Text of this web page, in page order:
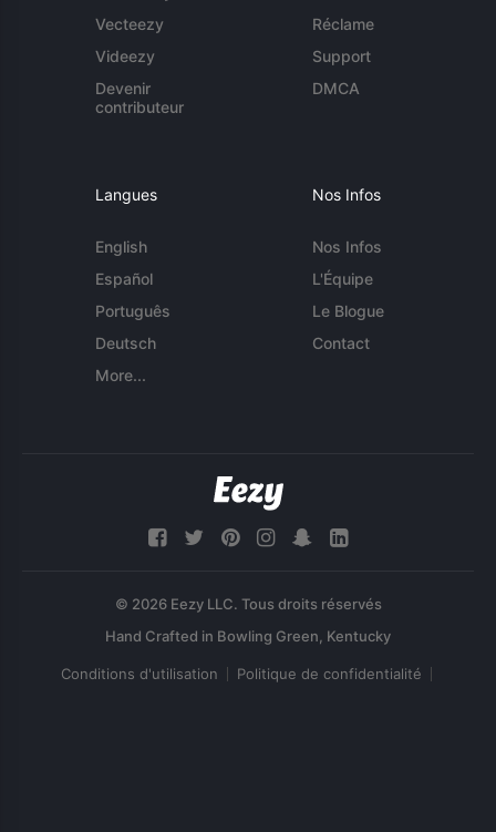
Vecteezy
Videezy
Devenir
contributeur
Réclame
Support
DMCA
Langues
English
Español
Português
Deutsch
More...
Nos Infos
Nos Infos
L'Équipe
Le Blogue
Contact
© 2026 Eezy LLC. Tous droits réservés
Conditions d'utilisation Politique de confidentialité